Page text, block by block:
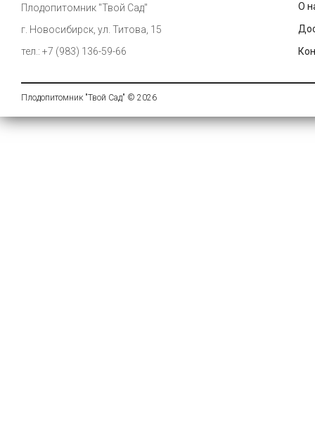
Плодопитомник "Твой Сад"
г. Новосибирск, ул. Титова, 15
тел.: +7 (983) 136-59-66
О
Плодопитомник "Твой Сад" © 2026